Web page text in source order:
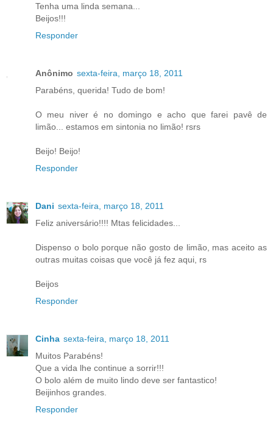
Tenha uma linda semana...
Beijos!!!
Responder
Anônimo sexta-feira, março 18, 2011
Parabéns, querida! Tudo de bom!
O meu niver é no domingo e acho que farei pavê de
limão... estamos em sintonia no limão! rsrs
Beijo! Beijo!
Responder
Dani sexta-feira, março 18, 2011
Feliz aniversário!!!! Mtas felicidades...
Dispenso o bolo porque não gosto de limão, mas aceito as
outras muitas coisas que você já fez aqui, rs
Beijos
Responder
Cinha sexta-feira, março 18, 2011
Muitos Parabéns!
Que a vida lhe continue a sorrir!!!
O bolo além de muito lindo deve ser fantastico!
Beijinhos grandes.
Responder